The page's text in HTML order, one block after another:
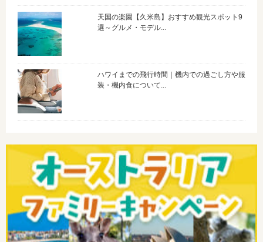
天国の楽園【久米島】おすすめ観光スポット9
選～グルメ・モデル...
ハワイまでの飛行時間｜機内での過ごし方や服
装・機内食について...